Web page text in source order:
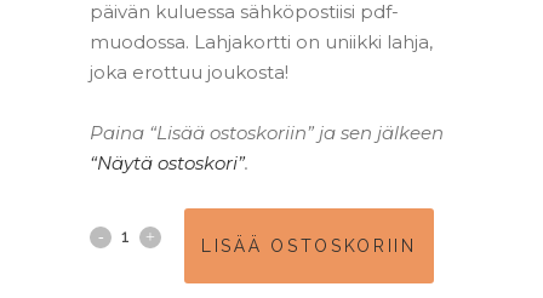
päivän kuluessa sähköpostiisi pdf-
muodossa. Lahjakortti on uniikki lahja,
joka erottuu joukosta!
Paina “Lisää ostoskoriin” ja sen jälkeen
“Näytä ostoskori”.
Lahjakortti
LISÄÄ OSTOSKORIIN